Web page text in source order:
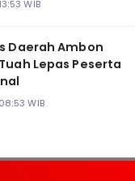
WIB
Daerah Ambon
Lepas Peserta
WIB